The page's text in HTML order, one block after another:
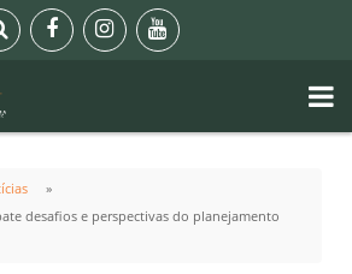
desafios e perspectivas do planejamento